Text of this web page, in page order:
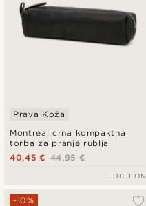
Montreal crna kompaktna
torba za pranje rublja
Prava Koža
44,95 €
40,45 €
LUCLEON
-10%